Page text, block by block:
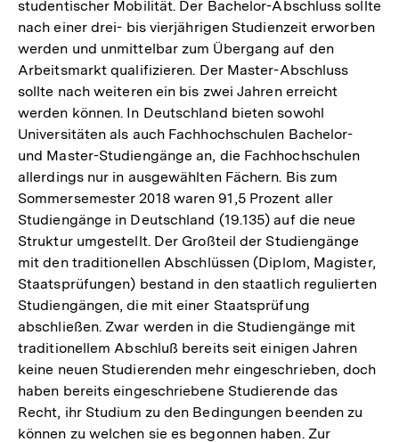
studentischer Mobilität. Der Bachelor-Abschluss sollte
nach einer drei- bis vierjährigen Studienzeit erworben
werden und unmittelbar zum Übergang auf den
Arbeitsmarkt qualifizieren. Der Master-Abschluss
sollte nach weiteren ein bis zwei Jahren erreicht
werden können. In Deutschland bieten sowohl
Universitäten als auch Fachhochschulen Bachelor-
und Master-Studiengänge an, die Fachhochschulen
allerdings nur in ausgewählten Fächern. Bis zum
Sommersemester 2018 waren 91,5 Prozent aller
Studiengänge in Deutschland (19.135) auf die neue
Struktur umgestellt. Der Großteil der Studiengänge
mit den traditionellen Abschlüssen (Diplom, Magister,
Staatsprüfungen) bestand in den staatlich regulierten
Studiengängen, die mit einer Staatsprüfung
abschließen. Zwar werden in die Studiengänge mit
traditionellem Abschluß bereits seit einigen Jahren
keine neuen Studierenden mehr eingeschrieben, doch
haben bereits eingeschriebene Studierende das
Recht, ihr Studium zu den Bedingungen beenden zu
können zu welchen sie es begonnen haben. Zur